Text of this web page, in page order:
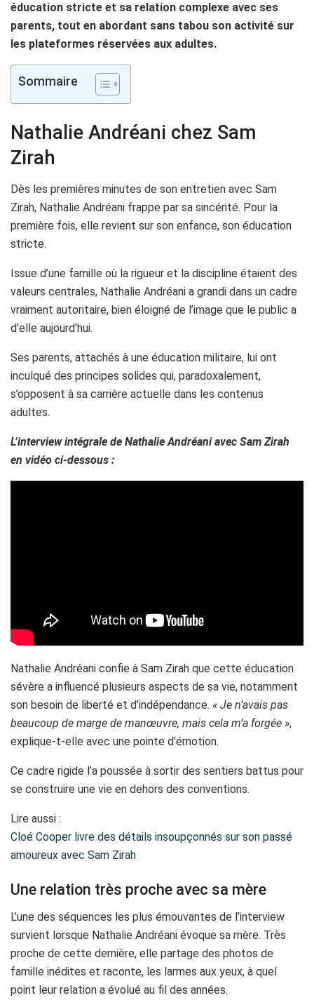
éducation stricte et sa relation complexe avec ses
parents, tout en abordant sans tabou son activité sur
les plateformes réservées aux adultes.
Sommaire
Nathalie Andréani chez Sam
Zirah
Dès les premières minutes de son entretien avec Sam
Zirah, Nathalie Andréani frappe par sa sincérité. Pour la
première fois, elle revient sur son enfance, son éducation
stricte.
Issue d’une famille où la rigueur et la discipline étaient des
valeurs centrales, Nathalie Andréani a grandi dans un cadre
vraiment autoritaire, bien éloigné de l’image que le public a
d’elle aujourd’hui.
Ses parents, attachés à une éducation militaire, lui ont
inculqué des principes solides qui, paradoxalement,
s’opposent à sa carrière actuelle dans les contenus
adultes.
L’interview intégrale de Nathalie Andréani avec Sam Zirah
en vidéo ci-dessous :
Nathalie Andréani confie à Sam Zirah que cette éducation
sévère a influencé plusieurs aspects de sa vie, notamment
son besoin de liberté et d’indépendance. « Je n’avais pas
beaucoup de marge de manœuvre, mais cela m’a forgée »,
explique-t-elle avec une pointe d’émotion.
Ce cadre rigide l’a poussée à sortir des sentiers battus pour
se construire une vie en dehors des conventions.
Lire aussi :
Cloé Cooper livre des détails insoupçonnés sur son passé
amoureux avec Sam Zirah
Une relation très proche avec sa mère
L’une des séquences les plus émouvantes de l’interview
survient lorsque Nathalie Andréani évoque sa mère. Très
proche de cette dernière, elle partage des photos de
famille inédites et raconte, les larmes aux yeux, à quel
point leur relation a évolué au fil des années.